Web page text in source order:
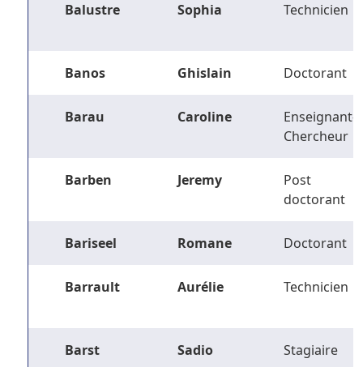
Balustre Sophia Technicien
Banos Ghislain Doctorant
Barau Caroline
Enseignant-
Chercheur
Barben Jeremy
Post
doctorant
Bariseel Romane Doctorant
Barrault Aurélie Technicien
Barst Sadio Stagiaire